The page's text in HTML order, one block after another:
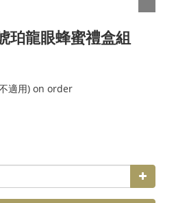
珀龍眼蜂蜜禮盒組
適用) on order